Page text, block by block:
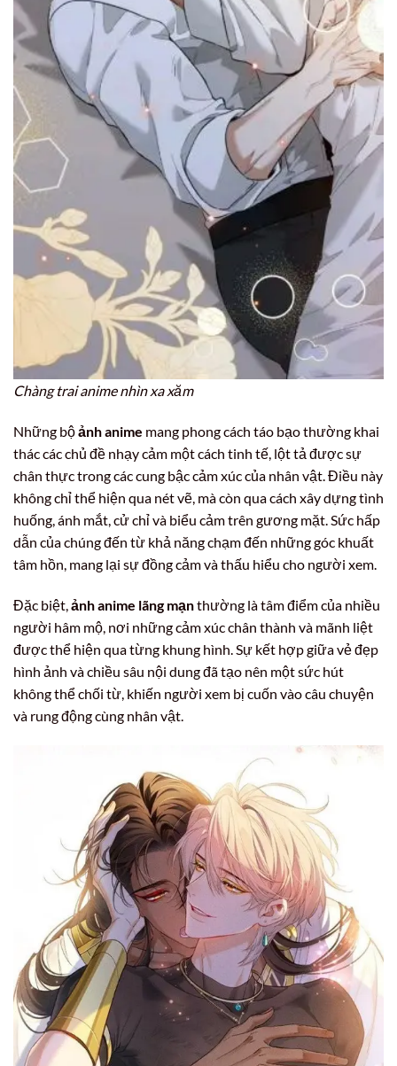
Chàng trai anime nhìn xa xăm
Những bộảnh anime mang phong cách táo bạo thường khai
thác các chủ đề nhạy cảm một cách tinh tế, lột tả được sự
chân thực trong các cung bậc cảm xúc của nhân vật. Điều này
không chỉ thể hiện qua nét vẽ, mà còn qua cách xây dựng tình
huống, ánh mắt, cử chỉ và biểu cảm trên gương mặt. Sức hấp
dẫn của chúng đến từ khả năng chạm đến những góc khuất
tâm hồn, mang lại sự đồng cảm và thấu hiểu cho người xem.
Đặc biệt, ảnh anime lãng mạnthường là tâm điểm của nhiều
người hâm mộ, nơi những cảm xúc chân thành và mãnh liệt
được thể hiện qua từng khung hình. Sự kết hợp giữa vẻ đẹp
hình ảnh và chiều sâu nội dung đã tạo nên một sức hút
không thể chối từ, khiến người xem bị cuốn vào câu chuyện
và rung động cùng nhân vật.